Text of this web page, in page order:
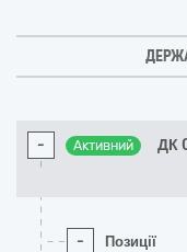
- Активний ДК
- Позиції